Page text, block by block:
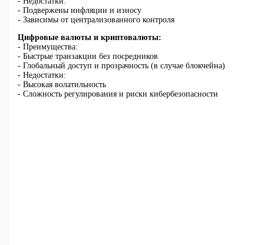
- Подвержены инфляции и износу
- Зависимы от централизованного контроля
Цифровые валюты и криптовалюты:
- Преимущества:
- Быстрые транзакции без посредников
- Глобальный доступ и прозрачность (в случае блокчейна)
- Недостатки:
- Высокая волатильность
- Сложность регулирования и риски кибербезопасности